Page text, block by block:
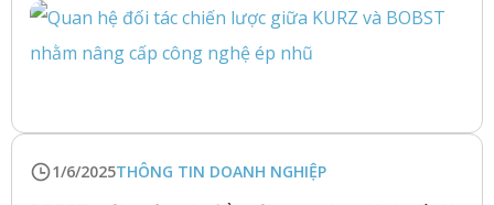
1/6/2025THÔNG TIN DOANH NGHIỆP